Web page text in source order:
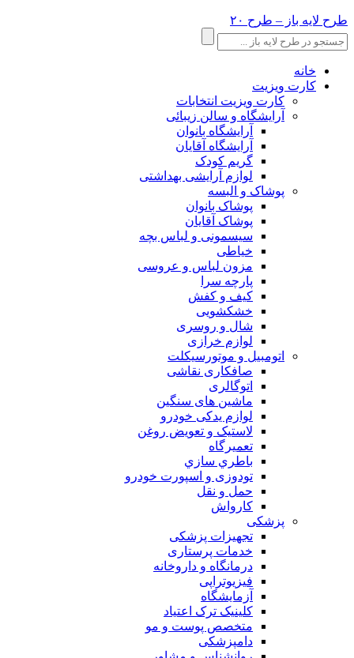
طرح لایه باز – طرح ۲۰
خانه
کارت ویزیت
کارت ویزیت انتخابات
آرایشگاه و سالن زیبائی
آرایشگاه بانوان
آرایشگاه آقایان
گریم کودک
لوازم آرایشی بهداشتی
پوشاک و البسه
پوشاک بانوان
پوشاک آقایان
سیسمونی و لباس بچه
خیاطی
مزون لباس و عروسی
پارچه سرا
کیف و کفش
خشکشویی
شال و روسری
لوازم خرازی
اتومبیل و موتورسیکلت
صافکاری نقاشی
اتوگالری
ماشین های سنگین
لوازم یدکی خودرو
لاستیک و تعویض روغن
تعميرگاه
باطري سازي
تودوزی و اسپورت خودرو
حمل و نقل
کارواش
پزشکی
تجهیزات پزشکی
خدمات پرستاری
درمانگاه و داروخانه
فیزیوتراپی
آزمایشگاه
کلینیک ترک اعتیاد
متخصص پوست و مو
دامپزشکی